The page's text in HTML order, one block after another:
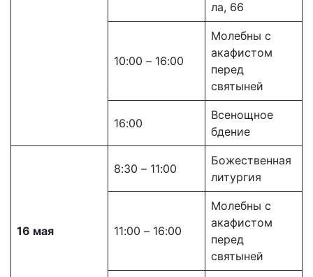
ла, 66
10:00 – 16:00
Молебны с
акафистом
перед
святыней
16:00
Всенощное
бдение
16 мая
8:30 – 11:00
Божественная
литургия
11:00 – 16:00
Молебны с
акафистом
перед
святыней